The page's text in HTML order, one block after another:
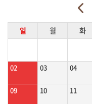
일 월 화
02 03 04
09 10 11